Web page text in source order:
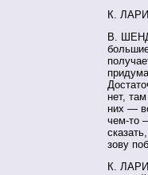
К.
В.
нет,
них —
чем-то
зову
К.